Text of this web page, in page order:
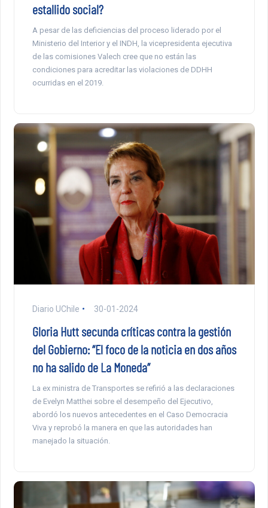
estallido social?
A pesar de las deficiencias del proceso liderado por el
Ministerio del Interior y el INDH, la vicepresidenta ejecutiva
de las comisiones Valech cree que no están las
condiciones para acreditar las violaciones de DDHH
ocurridas en el 2019.
Diario UChile 30-01-2024
Gloria Hutt secunda críticas contra la gestión
del Gobierno: “El foco de la noticia en dos años
no ha salido de La Moneda”
La ex ministra de Transportes se refirió a las declaraciones
de Evelyn Matthei sobre el desempeño del Ejecutivo,
abordó los nuevos antecedentes en el Caso Democracia
Viva y reprobó la manera en que las autoridades han
manejado la situación.